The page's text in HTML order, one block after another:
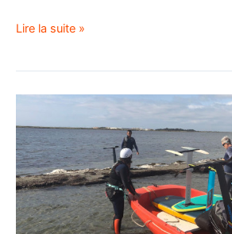
Lire la suite »
kitefoil,
on
remet
ça
!